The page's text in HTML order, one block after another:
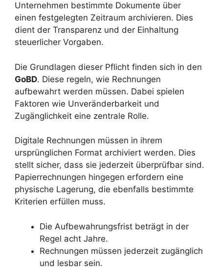
Unternehmen bestimmte Dokumente über
einen festgelegten Zeitraum archivieren. Dies
dient der Transparenz und der Einhaltung
steuerlicher Vorgaben.
Die Grundlagen dieser Pflicht finden sich in den
GoBD. Diese regeln, wie Rechnungen
aufbewahrt werden müssen. Dabei spielen
Faktoren wie Unveränderbarkeit und
Zugänglichkeit eine zentrale Rolle.
Digitale Rechnungen müssen in ihrem
ursprünglichen Format archiviert werden. Dies
stellt sicher, dass sie jederzeit überprüfbar sind.
Papierrechnungen hingegen erfordern eine
physische Lagerung, die ebenfalls bestimmte
Kriterien erfüllen muss.
Die Aufbewahrungsfrist beträgt in der
Regel acht Jahre.
Rechnungen müssen jederzeit zugänglich
und lesbar sein.